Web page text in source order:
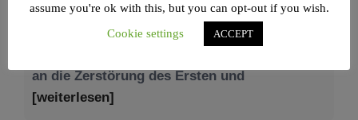
Am 9. Aw, an Tisch’a beAw, erinnern wir uns
[weiterlesen]
assume you're ok with this, but you can opt-out if you wish.
Cookie settings
ACCEPT